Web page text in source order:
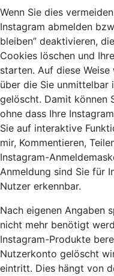
Wenn Sie dies
Instagram abmelden
bleiben” deaktivieren,
Cookies löschen und
starten. Auf diese
über die Sie
gelöscht. Damit können
ohne dass Ihre
Sie auf interaktive
mir, Kommentieren,
Instagram-
Anmeldung sind Sie für
Nutzer erkennbar.
Nach eigenen Angaben
nicht mehr benötigt
Instagram-Produkte
Nutzerkonto gelöscht
eintritt. Dies hängt von